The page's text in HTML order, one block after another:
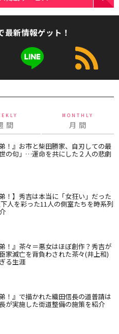
最新情報ゲット！
間
MONTHLY
月 間
弟！』お市と柴田勝家、自刃しての最
の句」…運命を共にした２人の悲劇
弟！】秀吉は本当に「女狂い」だった
人を彩った11人の側室たちを時系列
弟！』茶々＝悪女はほぼ創作？秀吉が
家滅亡を背負わされた茶々(井上和)
る生涯
弟！』で描かれた織田信長の道普請は
が実施した街道整備の施策を紹介